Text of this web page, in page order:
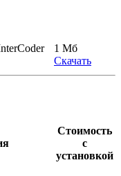
1 Мб
Скачать
Стоимость
с
установкой